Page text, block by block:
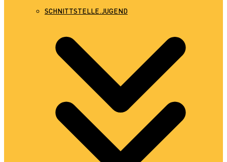
SCHNITTSTELLE.JUGEND